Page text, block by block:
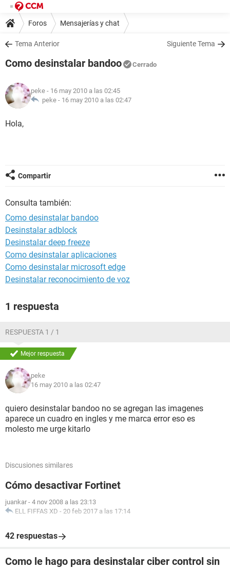
Foros Mensajerías y chat
Tema Anterior Siguiente Tema
Como desinstalar bandoo Cerrado
peke - 16 may 2010 a las 02:45
peke - 16 may 2010 a las 02:47
Hola,
Compartir
Consulta también:
Como desinstalar bandoo
Desinstalar adblock
Desinstalar deep freeze
Como desinstalar aplicaciones
Como desinstalar microsoft edge
Desinstalar reconocimiento de voz
1 respuesta
RESPUESTA 1 / 1
Mejor respuesta
peke
16 may 2010 a las 02:47
quiero desinstalar bandoo no se agregan las imagenes
aparece un cuadro en ingles y me marca error eso es
molesto me urge kitarlo
Discusiones similares
Cómo desactivar Fortinet
juankar - 4 nov 2008 a las 23:13
ELL FIFFAS XD - 20 feb 2017 a las 17:14
42 respuestas
Como le hago para desinstalar ciber control sin